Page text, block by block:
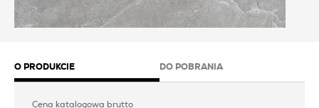
O PRODUKCIE DO POBRANIA
Cena katalogowa brutto